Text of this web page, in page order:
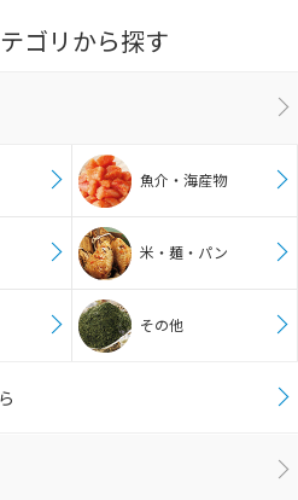
ゴリから探す
魚介・海産物
米・麺・パン
その他